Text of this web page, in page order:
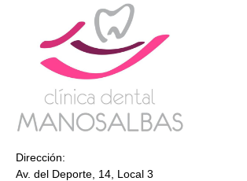
Dirección:
Av. del Deporte, 14, Local 3